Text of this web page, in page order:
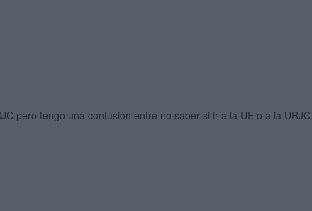
pero tengo una confusión entre no saber si ir a la UE o a la